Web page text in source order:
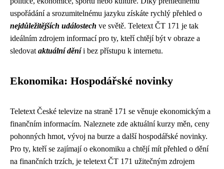
uspořádání a srozumitelnému jazyku získáte rychlý přehled o
nejdůležitějších událostech ve světě. Teletext ČT 171 je tak
ideálním zdrojem informací pro ty, kteří chtějí být v obraze a
sledovat aktuální děníi bez přístupu k internetu.
Ekonomika: Hospodářské novinky
Teletext České televize na straně 171 se věnuje ekonomickým a
finančním informacím. Naleznete zde aktuální kurzy měn, ceny
pohonných hmot, vývoj na burze a další hospodářské novinky.
Pro ty, kteří se zajímají o ekonomiku a chtějí mít přehled o dění
na finančních trzích, je teletext ČT 171 užitečným zdrojem